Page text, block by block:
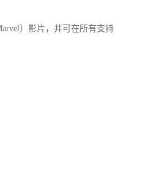
）影片，并可在所有支持